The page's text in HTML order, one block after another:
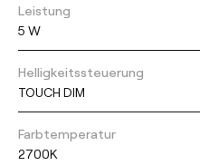
Leistung
5 W
Helligkeitssteuerung
TOUCH DIM
Farbtemperatur
2700K